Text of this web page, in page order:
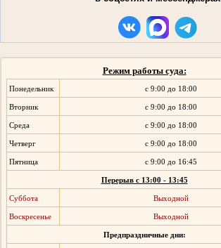
Режим работы суда:
Понедельник с 9:00 до 18:00
Вторник с 9:00 до 18:00
Среда с 9:00 до 18:00
Четверг с 9:00 до 18:00
Пятница с 9:00 до 16:45
Перерыв с 13:00 - 13:45
Суббота Выходной
Воскресенье Выходной
Предпраздничные дни: